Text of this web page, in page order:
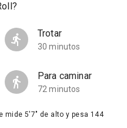
Trotar
30 minutos
Para caminar
72 minutos
mide 5'7" de alto y pesa 144